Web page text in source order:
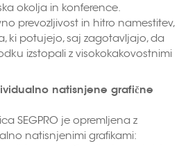
okolja in konference.
prevozljivost in hitro namestitev,
ki potujejo, saj zagotavljajo, da
izstopali z visokokakovostnimi
natisnjene grafične
SEGPRO je opremljena z
natisnjenimi grafikami: